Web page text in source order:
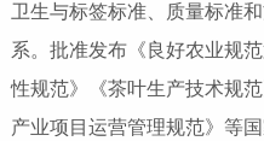
卫生与标签标准、质量标准
系。批准发布《良好农业规
性规范》《茶叶生产技术规
产业项目运营管理规范》等